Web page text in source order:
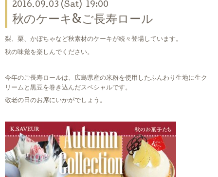
2016.09.03 (Sat) 19:00
秋のケーキ&ご長寿ロール
梨、栗、かぼちゃなど秋素材のケーキが続々登場しています。
秋の味覚を楽しんでください。
今年のご長寿ロールは、広島県産の米粉を使用したふんわり生地に生ク
リームと黒豆を巻き込んだスペシャルです。
敬老の日のお席にいかがでしょう。